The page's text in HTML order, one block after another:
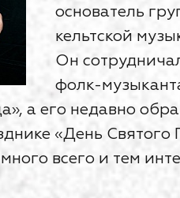
основатель
кельтской
Он
фолк-
а его недавно
«День Святого
всего и тем